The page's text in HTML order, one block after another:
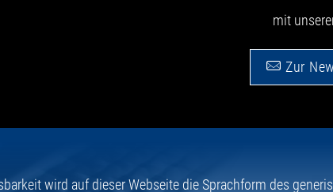
mit
Zur
wird auf dieser Webseite die Sprachform des